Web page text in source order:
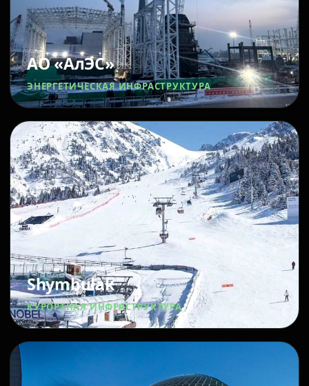
АО «АлЭС»
ЭНЕРГЕТИЧЕСКАЯ ИНФРАСТРУКТУРА
Shymbulak
КУРОРТНАЯ ИНФРАСТРУКТУРА